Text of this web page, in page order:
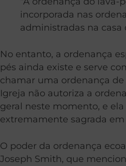
incorporada nas
administradas na casa
No entanto, a ordenança
pés ainda existe e serve
chamar uma ordenança de
Igreja não autoriza a
geral neste momento, e
extremamente sagrada em
O poder da ordenança
Joseph Smith, que